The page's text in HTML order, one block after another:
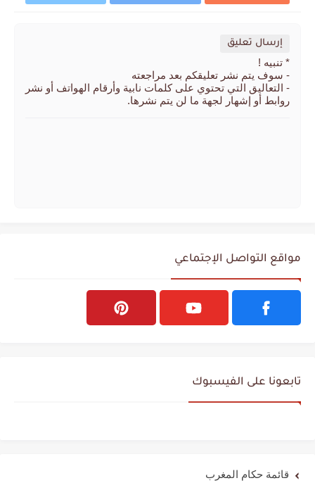
إرسال تعليق
* تنبيه !
- سوف يتم نشر تعليقكم بعد مراجعته
- التعاليق التي تحتوي على كلمات نابية وأرقام الهواتف أو نشر
روابط أو إشهار لجهة ما لن يتم نشرها.
مواقع التواصل الإجتماعي
تابعونا على الفيسبوك
قائمة حكام المغرب